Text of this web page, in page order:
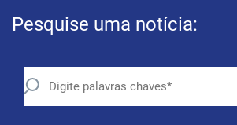
Pesquise uma notícia: